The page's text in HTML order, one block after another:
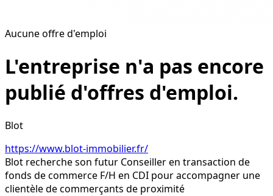
Aucune offre d'emploi
L'entreprise n'a pas encore
publié d'offres d'emploi.
Blot
https://www.blot-immobilier.fr/
Blot recherche son futur Conseiller en transaction de
fonds de commerce F/H en CDI pour accompagner une
clientèle de commerçants de proximité